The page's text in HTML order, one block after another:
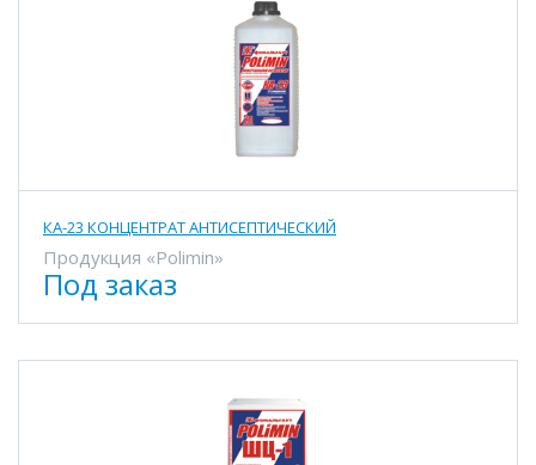
КА-23 КОНЦЕНТРАТ АНТИСЕПТИЧЕСКИЙ
Продукция «Polimin»
Под заказ